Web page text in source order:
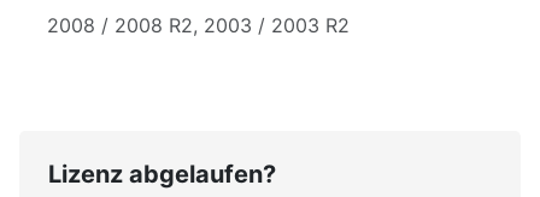
2008 / 2008 R2, 2003 / 2003 R2
Lizenz abgelaufen?